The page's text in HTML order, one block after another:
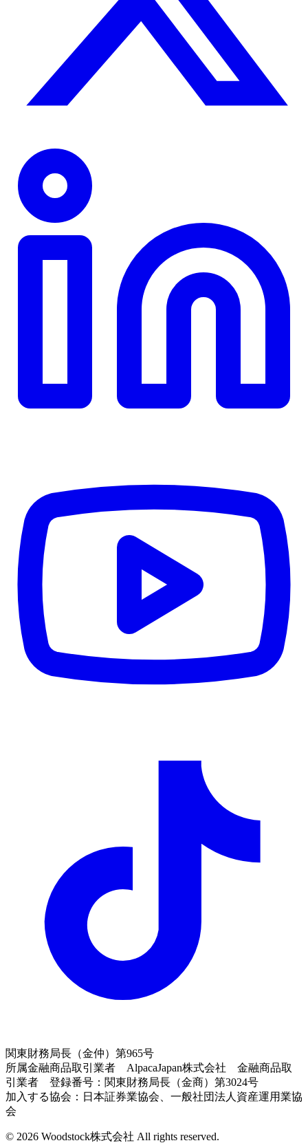
関東財務局長（金仲）第965号
所属金融商品取引業者 AlpacaJapan株式会社 金融商品取
引業者 登録番号：関東財務局長（金商）第3024号
加入する協会：日本証券業協会、一般社団法人資産運用業協
会
© 2026 Woodstock株式会社 All rights reserved.